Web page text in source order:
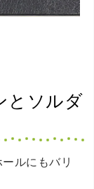
とソルダ
ルにもバリ